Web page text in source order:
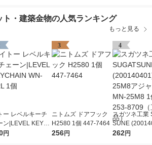
ト・建築金物の人気ランキング
もっと見る
ー レベルキーチ
ン|LEVEL KEYC
WN-KRL 1個
円
3
ニトムズ ドアフック
H2580 1個 447-7464
256円
4
スガツネ工業
SUNE
Nー25M8ア
262円